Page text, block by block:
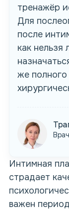
тренажёр
Для
после
как нельзя
же полного
Интимная
страдает
важен